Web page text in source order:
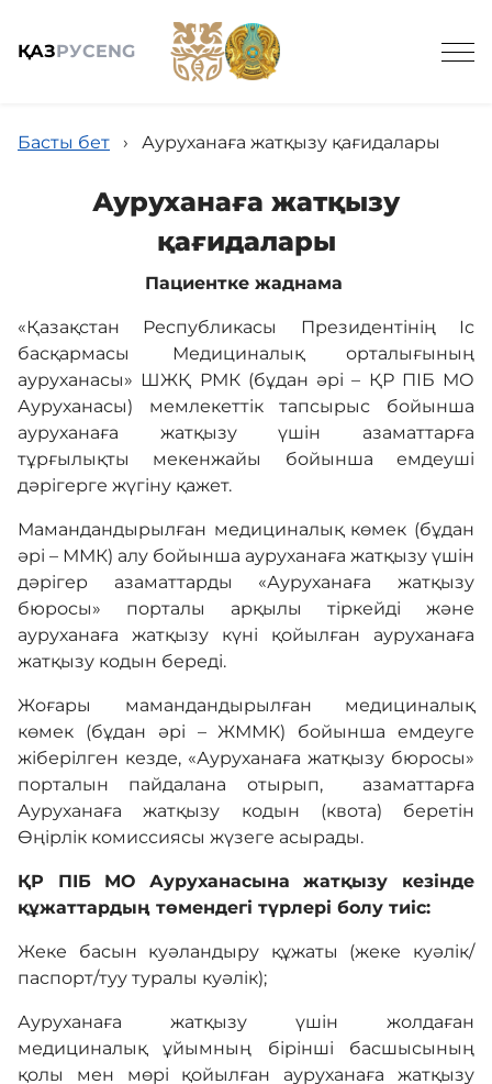
ҚАЗРУСENG
Жалпы мәлімет
Қызметтер және бағалар
Пациент үшін
Біздің дәрігерлер
Бағыттар
Кері байланыс
International
Ғылым және білім
арналған нұсқа
Басты бет › Ауруханаға жатқызу қағидалары
Ауруханаға жатқызу
қағидалары
Пациентке жаднама
«Қазақстан Республикасы Президентінiң Іс
басқармасы Медициналық орталығының
ауруханасы» ШЖҚ РМК (бұдан әрі – ҚР ПІБ МО
Ауруханасы) мемлекеттік тапсырыс бойынша
ауруханаға жатқызу үшін азаматтарға
тұрғылықты мекенжайы бойынша емдеуші
дәрігерге жүгіну қажет.
Мамандандырылған медициналық көмек (бұдан
әрі – ММК) алу бойынша ауруханаға жатқызу үшін
дәрігер азаматтарды «Ауруханаға жатқызу
бюросы» порталы арқылы тіркейді және
ауруханаға жатқызу күні қойылған ауруханаға
жатқызу кодын береді.
Жоғары мамандандырылған медициналық
көмек (бұдан әрі – ЖММК) бойынша емдеуге
жіберілген кезде, «Ауруханаға жатқызу бюросы»
порталын пайдалана отырып, азаматтарға
Ауруханаға жатқызу кодын (квота) беретін
Өңірлік комиссиясы жүзеге асырады.
ҚР ПІБ МО Ауруханасына жатқызу кезінде
құжаттардың төмендегі түрлері болу тиіс:
Жеке басын куәландыру құжаты (жеке куәлік/
паспорт/туу туралы куәлік);
Ауруханаға жатқызу үшін жолдаған
медициналық ұйымның бірінші басшысының
қолы мен мөрі қойылған ауруханаға жатқызу